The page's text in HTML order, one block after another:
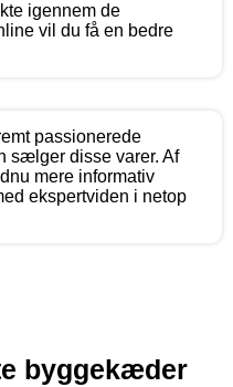
igennem de
vil du få en bedre
passionerede
sælger disse varer. Af
mere informativ
ekspertviden i netop
byggekæder